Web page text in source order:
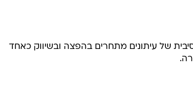
של עיתונים מתחרים בהפצה ובשיווק כאחד